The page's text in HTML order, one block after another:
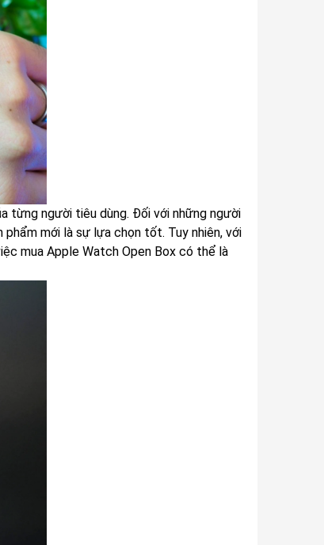
từng người tiêu dùng. Đối với những người
mới là sự lựa chọn tốt. Tuy nhiên, với
mua Apple Watch Open Box có thể là